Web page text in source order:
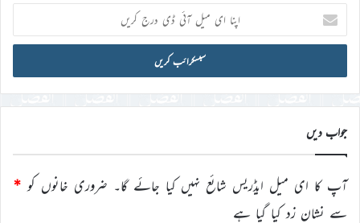
اپنا
ای
میل
ڈی
درج
کریں
جواب دیں
آپ کا ای میل ایڈریس شائع نہیں کیا جائے گا۔ ضروری خانوں کو *
سے نشان زد کیا گیا ہے